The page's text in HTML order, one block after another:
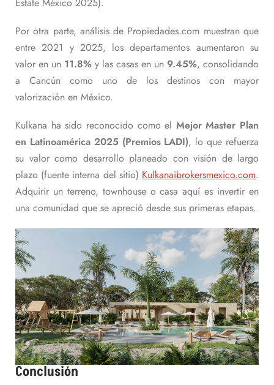
Por otra parte, análisis de Propiedades.com muestran que
entre 2021 y 2025, los departamentos aumentaron su
valor en un 11.8% y las casas en un 9.45%, consolidando
a Cancún como uno de los destinos con mayor
valorización en México.
Kulkana ha sido reconocido como el Mejor Master Plan
en Latinoamérica 2025 (Premios LADI), lo que refuerza
su valor como desarrollo planeado con visión de largo
plazo (fuente interna del sitio) Kulkanaibrokersmexico.com.
Adquirir un terreno, townhouse o casa aquí es invertir en
una comunidad que se apreció desde sus primeras etapas.
Conclusión